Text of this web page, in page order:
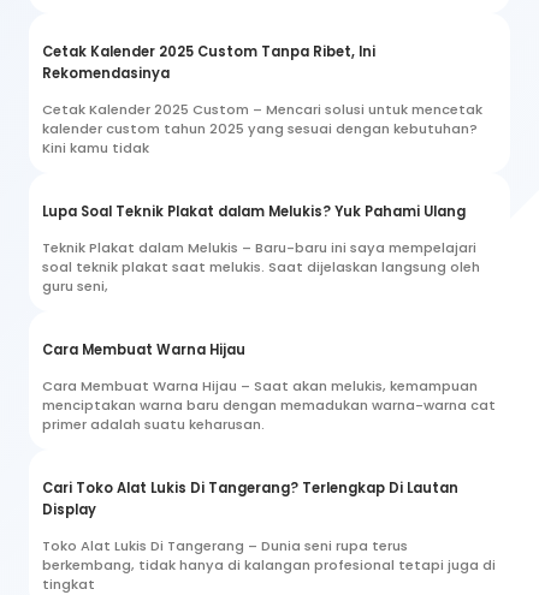
Cetak Kalender 2025 Custom Tanpa Ribet, Ini
Rekomendasinya
Cetak Kalender 2025 Custom – Mencari solusi untuk mencetak
kalender custom tahun 2025 yang sesuai dengan kebutuhan?
Kini kamu tidak
Lupa Soal Teknik Plakat dalam Melukis? Yuk Pahami Ulang
Teknik Plakat dalam Melukis – Baru-baru ini saya mempelajari
soal teknik plakat saat melukis. Saat dijelaskan langsung oleh
guru seni,
Cara Membuat Warna Hijau
Cara Membuat Warna Hijau – Saat akan melukis, kemampuan
menciptakan warna baru dengan memadukan warna-warna cat
primer adalah suatu keharusan.
Cari Toko Alat Lukis Di Tangerang? Terlengkap Di Lautan
Display
Toko Alat Lukis Di Tangerang – Dunia seni rupa terus
berkembang, tidak hanya di kalangan profesional tetapi juga di
tingkat